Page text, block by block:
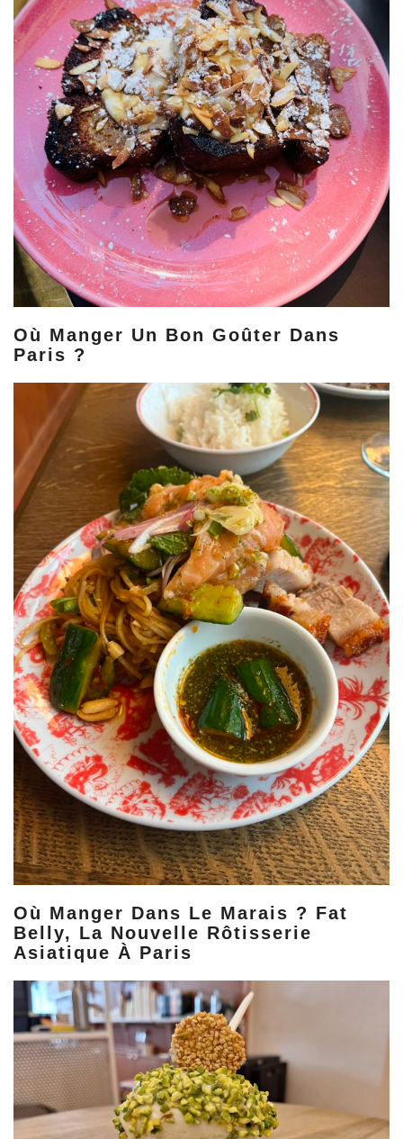
Où Manger Un Bon Goûter Dans
Paris ?
Où Manger Dans Le Marais ? Fat
Belly, La Nouvelle Rôtisserie
Asiatique À Paris